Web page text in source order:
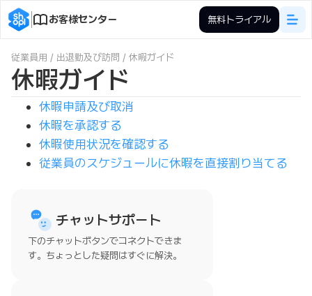
お客様センター 無料トライアル
従業員用 / 出退勤及び訪問 / 休暇ガイド
休暇ガイド
休暇申請及び取消
休暇を承認する
休暇使用状況を確認する
従業員のスケジュールに休暇を直接割り当てる
チャットサポート
下のチャットボタンでコネクトできま
す。ちょっとした疑問はすぐに解決。